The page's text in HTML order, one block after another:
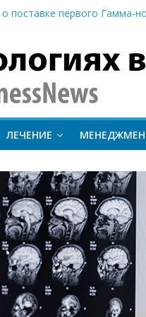
поставке первого Гамма-
и новый этап развития
важно следить за
ЛЕЧЕНИЕ